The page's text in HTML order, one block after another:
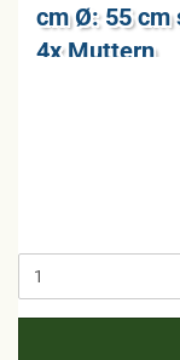
cm Ø: 55 cm
4x Mut­tern